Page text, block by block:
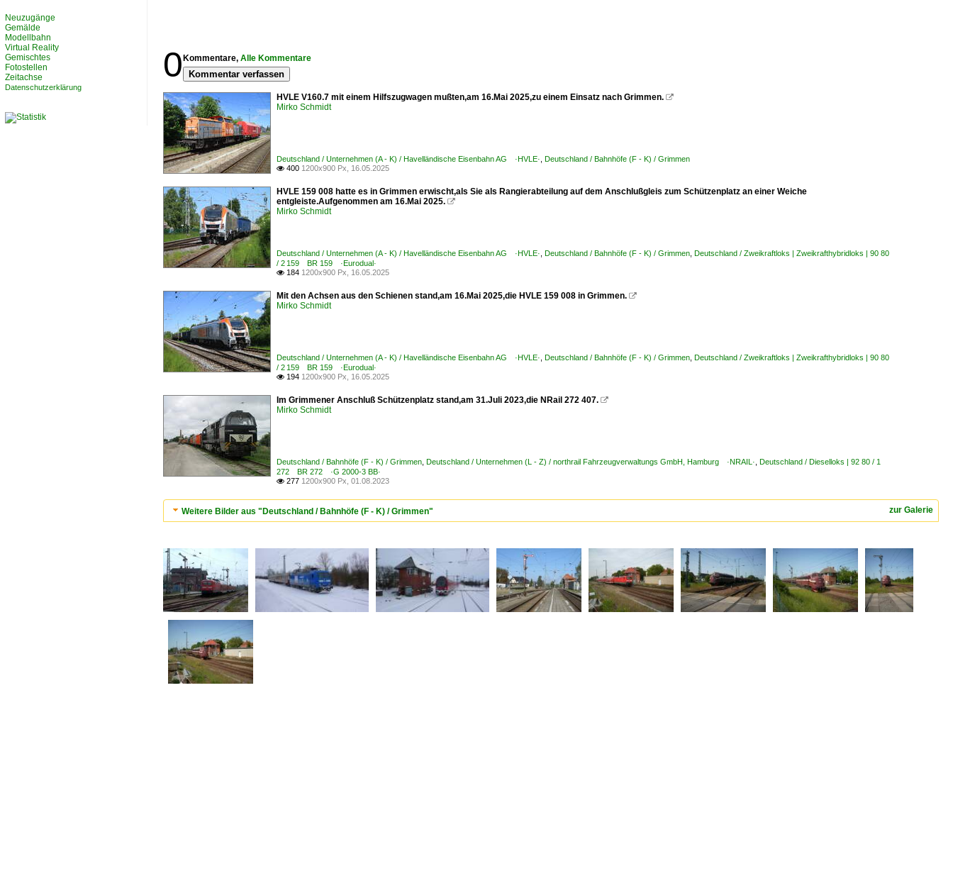
0 Kommentare, Alle Kommentare
Kommentar verfassen
HVLE V160.7 mit einem Hilfszugwagen mußten,am 16.Mai 2025,zu einem Einsatz nach Grimmen. 
Mirko Schmidt
Deutschland / Unternehmen (A - K) / Havelländische Eisenbahn AG ·HVLE· Deutschland / Bahnhöfe (F - K) / Grimmen
 400 1200x900 Px, 16.05.2025
HVLE 159 008 hatte es in Grimmen erwischt,als Sie als Rangierabteilung auf dem Anschlußgleis zum Schützenplatz an einer Weiche
entgleiste.Aufgenommen am 16.Mai 2025. 
Mirko Schmidt
Deutschland / Unternehmen (A - K) / Havelländische Eisenbahn AG ·HVLE· Deutschland / Bahnhöfe (F - K) / Grimmen Deutschland / Zweikraftloks | Zweikrafthybridloks | 90 80
/ 2 159 BR 159 ·Eurodual·
 184 1200x900 Px, 16.05.2025
Mit den Achsen aus den Schienen stand,am 16.Mai 2025,die HVLE 159 008 in Grimmen. 
Mirko Schmidt
Deutschland / Unternehmen (A - K) / Havelländische Eisenbahn AG ·HVLE· Deutschland / Bahnhöfe (F - K) / Grimmen Deutschland / Zweikraftloks | Zweikrafthybridloks | 90 80
/ 2 159 BR 159 ·Eurodual·
 194 1200x900 Px, 16.05.2025
Im Grimmener Anschluß Schützenplatz stand,am 31.Juli 2023,die NRail 272 407. 
Mirko Schmidt
Deutschland / Bahnhöfe (F - K) / Grimmen Deutschland / Unternehmen (L - Z) / northrail Fahrzeugverwaltungs GmbH, Hamburg ·NRAIL· Deutschland / Dieselloks | 92 80 / 1
272 BR 272 ·G 2000-3 BB·
 277 1200x900 Px, 01.08.2023
zur Galerie
Weitere Bilder aus "Deutschland / Bahnhöfe (F - K) / Grimmen"
Neuzugänge
Gemälde
Modellbahn
Virtual Reality
Gemischtes
Fotostellen
Zeitachse
Datenschutzerklärung